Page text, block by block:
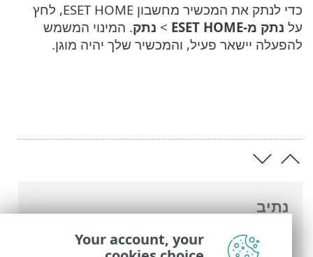
נתיב
העזרה המקוונת של ESET >
ESET Small
Business Security
> עבודה עם ESET Small
כדי לנתק את המכשיר מחשבון ESET HOME, לחץ
על נתק מ-ESET HOME > נתק. המינוי המשמש
להפעלה יישאר פעיל, והמכשיר שלך יהיה מוגן.
Your account, your